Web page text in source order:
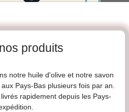
produits
notre huile d'olive et notre savon
Pays-Bas plusieurs fois par an.
rapidement depuis les Pays-